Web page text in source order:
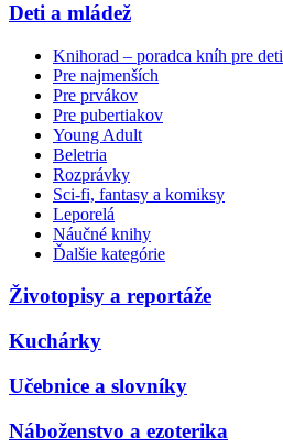
Deti a mládež
Knihorad – poradca kníh pre deti
Pre najmenších
Pre prvákov
Pre pubertiakov
Young Adult
Beletria
Rozprávky
Sci-fi, fantasy a komiksy
Leporelá
Náučné knihy
Ďalšie kategórie
Životopisy a reportáže
Kuchárky
Učebnice a slovníky
Náboženstvo a ezoterika